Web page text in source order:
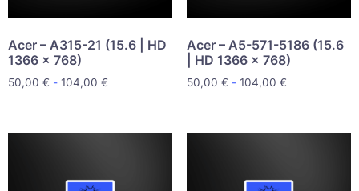
Acer – A315-21 (15.6 | HD
1366 x 768)
50,00 € - 104,00 €
Acer – A5-571-5186 (15.6
| HD 1366 x 768)
50,00 € - 104,00 €